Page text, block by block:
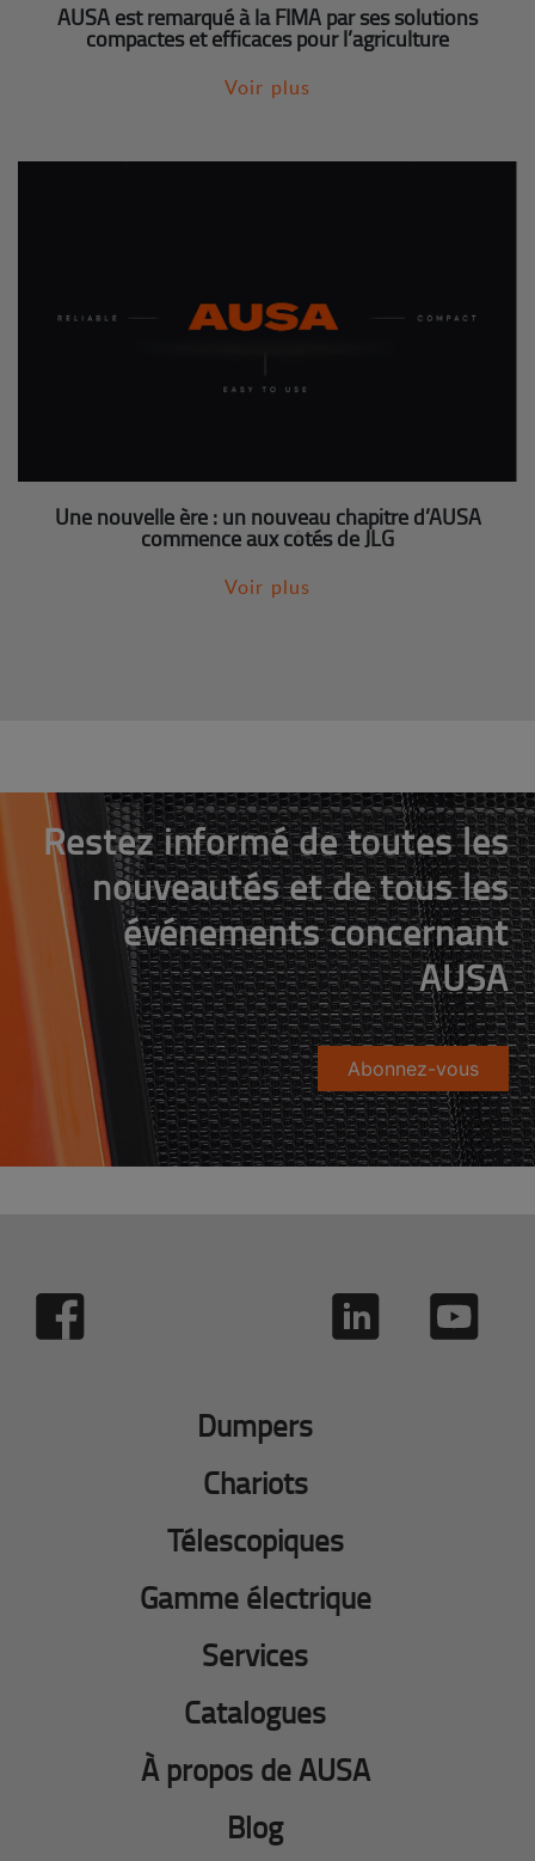
AUSA est remarqué à la FIMA par ses solutions
compactes et efficaces pour l’agriculture
Voir plus
Une nouvelle ère : un nouveau chapitre d’AUSA
commence aux côtés de JLG
Voir plus
Restez informé de toutes les
nouveautés et de tous les
événements concernant
AUSA
Abonnez-vous
Dumpers
Chariots
Télescopiques
Gamme électrique
Services
Catalogues
À propos de AUSA
Blog